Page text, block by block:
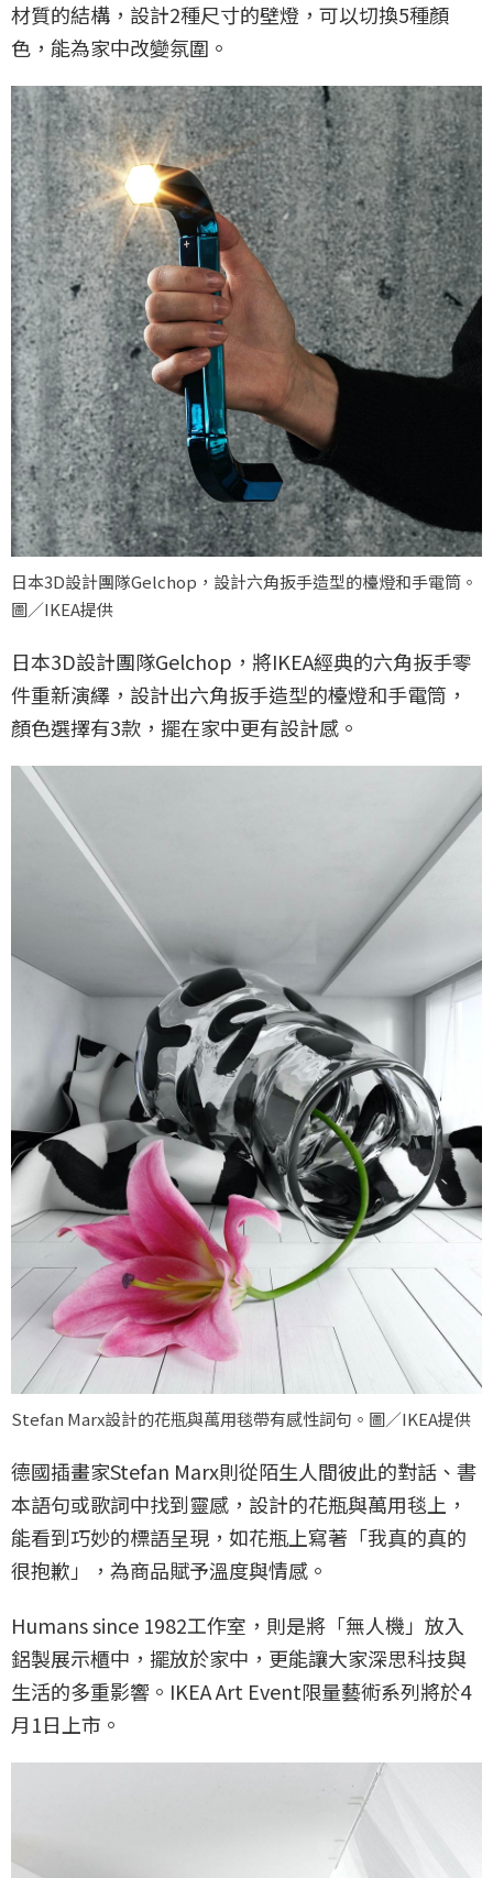
材質的結構，設計2種尺寸的壁燈，可以切換5種顏
色，能為家中改變氛圍。
日本3D設計團隊Gelchop，設計六角扳手造型的檯燈和手電筒。
圖／IKEA提供
日本3D設計團隊Gelchop，將IKEA經典的六角扳手零
件重新演繹，設計出六角扳手造型的檯燈和手電筒，
顏色選擇有3款，擺在家中更有設計感。
Stefan Marx設計的花瓶與萬用毯帶有感性詞句。圖／IKEA提供
德國插畫家Stefan Marx則從陌生人間彼此的對話、書
本語句或歌詞中找到靈感，設計的花瓶與萬用毯上，
能看到巧妙的標語呈現，如花瓶上寫著「我真的真的
很抱歉」，為商品賦予溫度與情感。
Humans since 1982工作室，則是將「無人機」放入
鋁製展示櫃中，擺放於家中，更能讓大家深思科技與
生活的多重影響。IKEA Art Event限量藝術系列將於4
月1日上市。